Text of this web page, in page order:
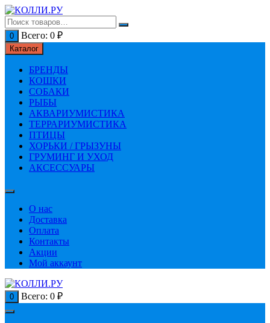
Перейти
к
содержимому
0 Всего: 0 ₽
Каталог
БРЕНДЫ
КОШКИ
СОБАКИ
РЫБЫ
АКВАРИУМИСТИКА
ТЕРРАРИУМИСТИКА
ПТИЦЫ
ХОРЬКИ / ГРЫЗУНЫ
ГРУМИНГ И УХОД
АКСЕССУАРЫ
О нас
Доставка
Оплата
Контакты
Акции
Мой аккаунт
0 Всего: 0 ₽